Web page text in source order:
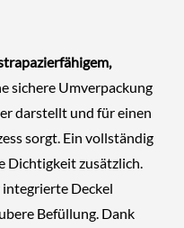
sichere Umverpackung
darstellt und für einen
sorgt. Ein vollständig
Dichtigkeit zusätzlich.
Deckel
Befüllung. Dank